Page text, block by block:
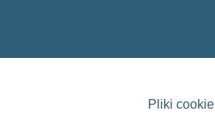
Pliki cookie